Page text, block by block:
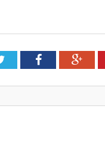
TwitterFacebook